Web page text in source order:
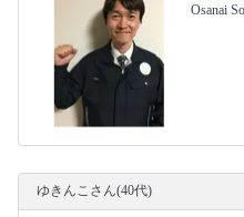
Osanai
ゆきんこさん(40代)